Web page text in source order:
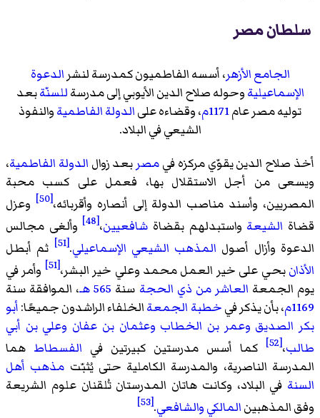
سلطان مصر
الجامع الأزهر، أسسه الفاطميون كمدرسة لنشرالدعوة
الإسماعيليةوحوله صلاح الدين الأيوبي إلى مدرسةللسنّةبعد
توليه مصر عام1171م ، وقضاءه علىالدولة الفاطميةوالنفوذ
الشيعي في البلاد.
أخذ صلاح الدين يقوّي مركزه فيمصربعد زوال الدولة الفاطمية،
ويسعى من أجل الاستقلال بها، فعمل على كسب محبة
المصريين، وأسند مناصب الدولة إلى أنصاره وأقربائه،[50]
وعزل
قضاة الشيعة واستبدلهم بقضاة شافعيين،[48]
وألغى مجالس
الدعوة وأزال أصول المذهب الشيعي الإسماعيلي.
[51]
ثم أبطل
الأذانبحي على خير العمل محمد وعلي خير البشر،[51]
وأمر في
يوم الجمعة العاشر من ذي الحجة سنة 565 هـ
، الموافقة سنة
1169م ، بأن يذكر فيخطبة الجمعةالخلفاء الراشدون جميعًا:أبو
بكر الصديق وعمر بن الخطاب وعثمان بن عفان وعلي بن أبي
طالب،[52] كما أسس مدرستين كبيرتين في الفسطاط هما
المدرسة الناصرية، والمدرسة الكاملية حتى يُثبّت مذهب أهل
السنة في البلاد، وكانت هاتان المدرستان تُلقنان علوم الشريعة
وفق المذهبينالمالكيوالشافعي.
[53]